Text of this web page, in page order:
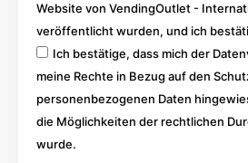
Website von VendingOutlet -
veröffentlicht wurden, und ich
Ich bestätige, dass mich der
meine Rechte in Bezug auf den
personenbezogenen Daten
die Möglichkeiten der rechtlichen
wurde.